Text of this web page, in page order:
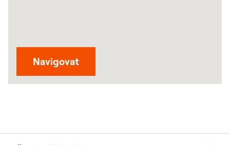
NavigovatOdkaz se otevře v novém okně